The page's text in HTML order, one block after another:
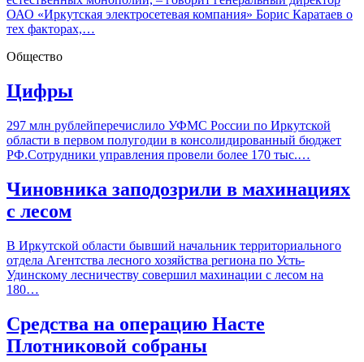
ОАО «Иркутская электросетевая компания» Борис Каратаев о
тех факторах,…
Общество
Цифры
297 млн рублейперечислило УФМС России по Иркутской
области в первом полугодии в консолидированный бюджет
РФ.Сотрудники управления провели более 170 тыс.…
Чиновника заподозрили в махинациях
с лесом
В Иркутской области бывший начальник территориального
отдела Агентства лесного хозяйства региона по Усть-
Удинскому лесничеству совершил махинации с лесом на
180…
Средства на операцию Насте
Плотниковой собраны